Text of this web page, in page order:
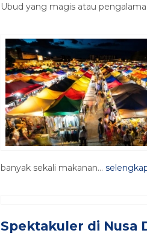
Ubud yang magis atau
banyak sekali makanan...
Spektakuler di Nusa